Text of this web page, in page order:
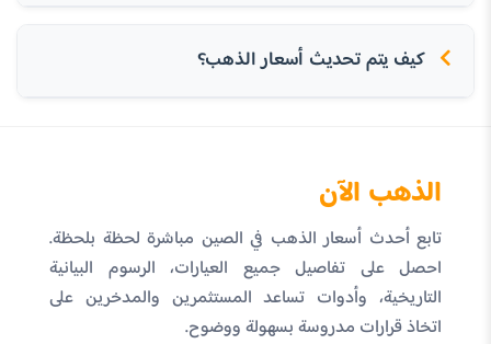
كيف يتم تحديث أسعار الذهب؟
الذهب الآن
تابع أحدث أسعار الذهب في الصين مباشرة لحظة بلحظة.
احصل على تفاصيل جميع العيارات، الرسوم البيانية
التاريخية، وأدوات تساعد المستثمرين والمدخرين على
اتخاذ قرارات مدروسة بسهولة ووضوح.